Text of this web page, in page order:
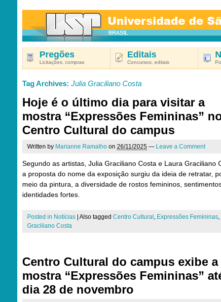
Pregões
Licitações, compras
Editais
Concursos, editais
Tag Archives: Julia Graciliano Costa
Hoje é o último dia para visitar a
mostra “Expressões Femininas”
Centro Cultural do campus
Written by Marianne Ramalho on 26/11/2025 — Leave a Comment
Segundo as artistas, Julia Graciliano Costa e Laura Graciliano
a proposta do nome da exposição surgiu da ideia de retratar,
meio da pintura, a diversidade de rostos femininos,
identidades fortes.
Posted in Notícias Also tagged Centro Cultural , Expressões Femininas,
Graciliano Costa
Centro Cultural do campus exibe a
mostra “Expressões Femininas”
dia 28 de novembro